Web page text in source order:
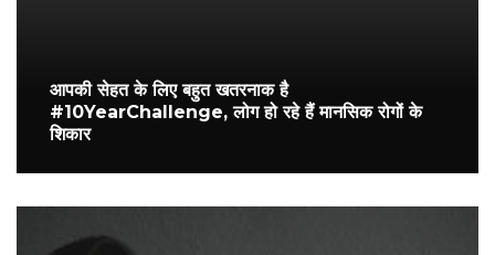
आपकी सेहत के लिए बहुत खतरनाक है
#10YearChallenge, लोग हो रहे हैं मानसिक रोगों के
शिकार